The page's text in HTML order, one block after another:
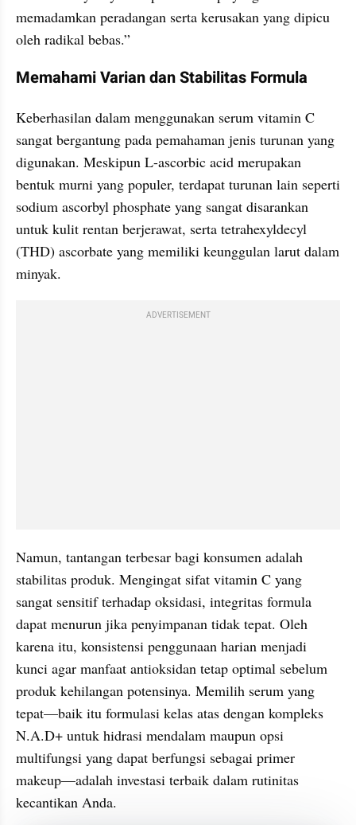
memadamkan peradangan serta kerusakan yang dipicu
oleh radikal bebas.”
Memahami Varian dan Stabilitas Formula
Keberhasilan dalam menggunakan serum vitamin C
sangat bergantung pada pemahaman jenis turunan yang
digunakan. Meskipun L-ascorbic acid merupakan
bentuk murni yang populer, terdapat turunan lain seperti
sodium ascorbyl phosphate yang sangat disarankan
untuk kulit rentan berjerawat, serta tetrahexyldecyl
(THD) ascorbate yang memiliki keunggulan larut dalam
minyak.
ADVERTISEMENT
Namun, tantangan terbesar bagi konsumen adalah
stabilitas produk. Mengingat sifat vitamin C yang
sangat sensitif terhadap oksidasi, integritas formula
dapat menurun jika penyimpanan tidak tepat. Oleh
karena itu, konsistensi penggunaan harian menjadi
kunci agar manfaat antioksidan tetap optimal sebelum
produk kehilangan potensinya. Memilih serum yang
tepat—baik itu formulasi kelas atas dengan kompleks
N.A.D+ untuk hidrasi mendalam maupun opsi
multifungsi yang dapat berfungsi sebagai primer
makeup—adalah investasi terbaik dalam rutinitas
kecantikan Anda.